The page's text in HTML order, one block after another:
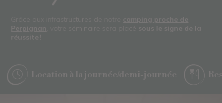
Grâce aux infrastructures de notre camping proche de
Perpignan
, votre séminaire sera placé sous le signe de la
réussite !
Location à la journée/demi-journée